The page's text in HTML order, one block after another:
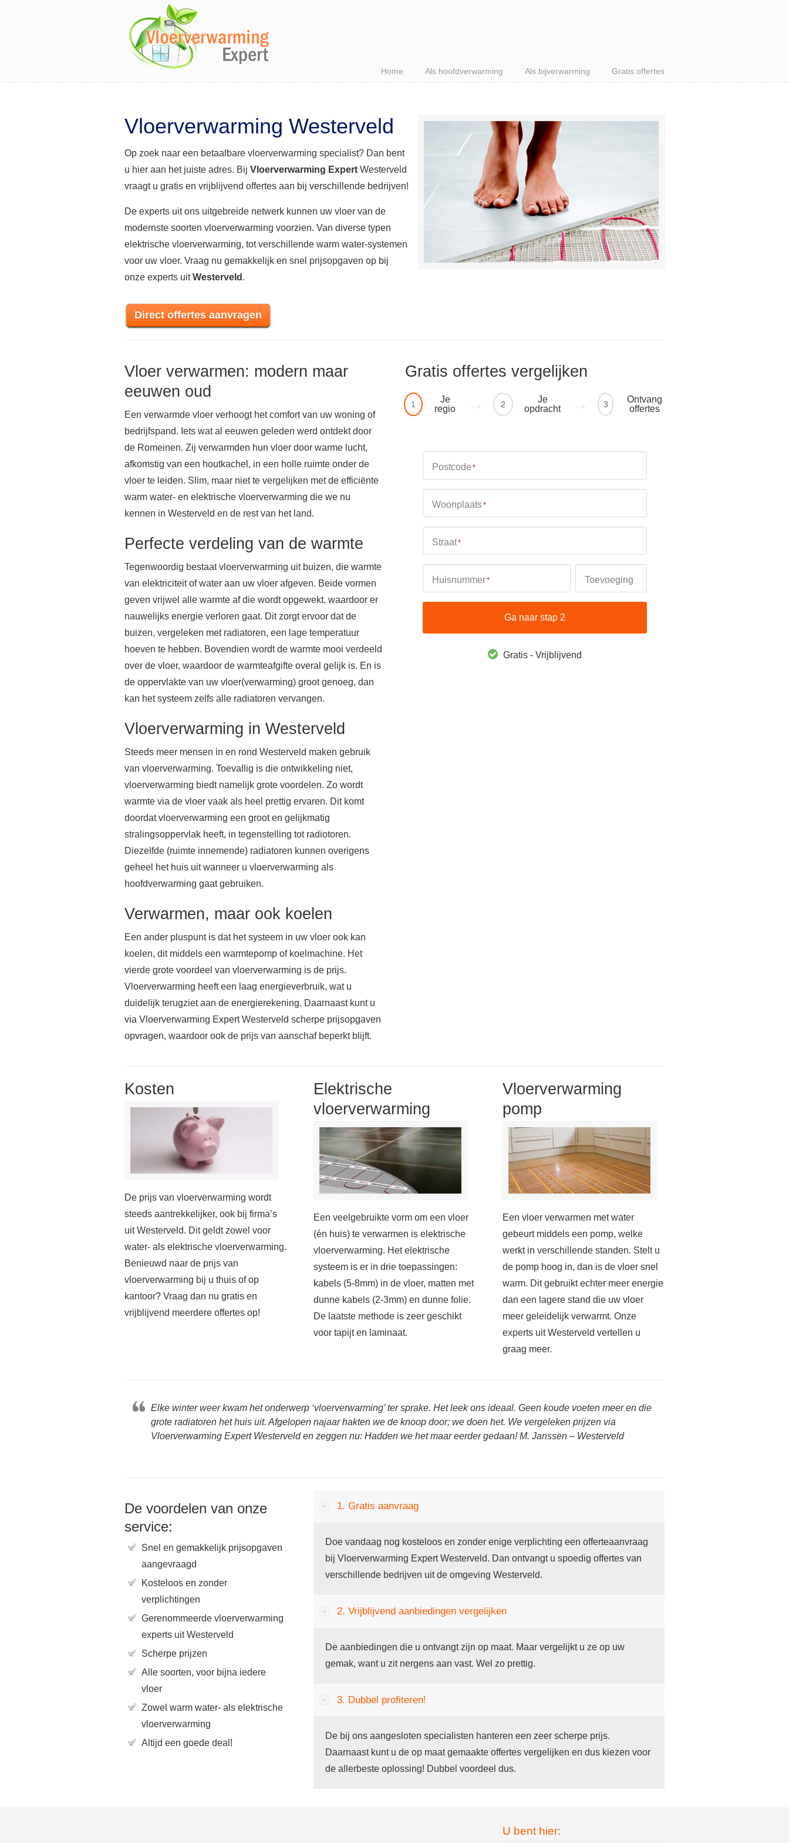
Home Als hoofdverwarming Als bijverwarming Gratis offertes
Vloerverwarming Westerveld
Op zoek naar een betaalbare vloerverwarming specialist? Dan bent
u hier aan het juiste adres. Bij Vloerverwarming Expert Westerveld
vraagt u gratis en vrijblijvend offertes aan bij verschillende bedrijven!
De experts uit ons uitgebreide netwerk kunnen uw vloer van de
modernste soorten vloerverwarming voorzien. Van diverse typen
elektrische vloerverwarming, tot verschillende warm water-systemen
voor uw vloer. Vraag nu gemakkelijk en snel prijsopgaven op bij
onze experts uitWesterveld .
Direct offertes aanvragen
Vloer verwarmen: modern maar
eeuwen oud
Een verwarmde vloer verhoogt het comfort van uw woning of
bedrijfspand. Iets wat al eeuwen geleden werd ontdekt door
de Romeinen. Zij verwarmden hun vloer door warme lucht,
afkomstig van een houtkachel, in een holle ruimte onder de
vloer te leiden. Slim, maar niet te vergelijken met de efficiënte
warm water- en elektrische vloerverwarming die we nu
kennen in Westerveld en de rest van het land.
Perfecte verdeling van de warmte
Tegenwoordig bestaat vloerverwarming uit buizen, die warmte
van elektriciteit of water aan uw vloer afgeven. Beide vormen
geven vrijwel alle warmte af die wordt opgewekt, waardoor er
nauwelijks energie verloren gaat. Dit zorgt ervoor dat de
buizen, vergeleken met radiatoren, een lage temperatuur
hoeven te hebben. Bovendien wordt de warmte mooi verdeeld
over de vloer, waardoor de warmteafgifte overal gelijk is. En is
de oppervlakte van uw vloer(verwarming) groot genoeg, dan
kan het systeem zelfs alle radiatoren vervangen.
Vloerverwarming in Westerveld
Steeds meer mensen in en rond Westerveld maken gebruik
van vloerverwarming. Toevallig is die ontwikkeling niet,
vloerverwarming biedt namelijk grote voordelen. Zo wordt
warmte via de vloer vaak als heel prettig ervaren. Dit komt
doordat vloerverwarming een groot en gelijkmatig
stralingsoppervlak heeft, in tegenstelling tot radiotoren.
Diezelfde (ruimte innemende) radiatoren kunnen overigens
geheel het huis uit wanneer u vloerverwarming als
hoofdverwarming gaat gebruiken.
Verwarmen, maar ook koelen
Een ander pluspunt is dat het systeem in uw vloer ook kan
koelen, dit middels een warmtepomp of koelmachine. Het
vierde grote voordeel van vloerverwarming is de prijs.
Vloerverwarming heeft een laag energieverbruik, wat u
duidelijk terugziet aan de energierekening. Daarnaast kunt u
via Vloerverwarming Expert Westerveld scherpe prijsopgaven
opvragen, waardoor ook de prijs van aanschaf beperkt blijft.
Gratis offertes vergelijken
1
Je
regio
2
Je
opdracht
3
Ontvang
offertes
Postcode *
Woonplaats*
Straat*
Huisnummer* Toevoeging
Ga naar stap 2
Gratis - Vrijblijvend
Kosten
De prijs van vloerverwarming wordt
steeds aantrekkelijker, ook bij firma’s
uit Westerveld. Dit geldt zowel voor
water- als elektrische vloerverwarming.
Benieuwd naar de prijs van
vloerverwarming bij u thuis of op
kantoor? Vraag dan nu gratis en
vrijblijvend meerdere offertes op!
Elektrische
vloerverwarming
Een veelgebruikte vorm om een vloer
(én huis) te verwarmen is elektrische
vloerverwarming. Het elektrische
systeem is er in drie toepassingen:
kabels (5-8mm) in de vloer, matten met
dunne kabels (2-3mm) en dunne folie.
De laatste methode is zeer geschikt
voor tapijt en laminaat.
Vloerverwarming
pomp
Een vloer verwarmen met water
gebeurt middels een pomp, welke
werkt in verschillende standen. Stelt u
de pomp hoog in, dan is de vloer snel
warm. Dit gebruikt echter meer energie
dan een lagere stand die uw vloer
meer geleidelijk verwarmt. Onze
experts uit Westerveld vertellen u
graag meer.
Elke winter weer kwam het onderwerp ‘vloerverwarming’ ter sprake. Het leek ons ideaal. Geen koude voeten meer en die
grote radiatoren het huis uit. Afgelopen najaar hakten we de knoop door; we doen het. We vergeleken prijzen via
Vloerverwarming Expert Westerveld en zeggen nu: Hadden we het maar eerder gedaan! M. Janssen – Westerveld
De voordelen van onze
service:
Snel en gemakkelijk prijsopgaven
aangevraagd
Kosteloos en zonder
verplichtingen
Gerenommeerde vloerverwarming
experts uit Westerveld
Scherpe prijzen
Alle soorten, voor bijna iedere
vloer
Zowel warm water- als elektrische
vloerverwarming
Altijd een goede deal!
1. Gratis aanvraag
Doe vandaag nog kosteloos en zonder enige verplichting een offerteaanvraag
bij Vloerverwarming Expert Westerveld. Dan ontvangt u spoedig offertes van
verschillende bedrijven uit de omgeving Westerveld.
2. Vrijblijvend aanbiedingen vergelijken
De aanbiedingen die u ontvangt zijn op maat. Maar vergelijkt u ze op uw
gemak, want u zit nergens aan vast. Wel zo prettig.
3. Dubbel profiteren!
De bij ons aangesloten specialisten hanteren een zeer scherpe prijs.
Daarnaast kunt u de op maat gemaakte offertes vergelijken en dus kiezen voor
de allerbeste oplossing! Dubbel voordeel dus.
U bent hier: